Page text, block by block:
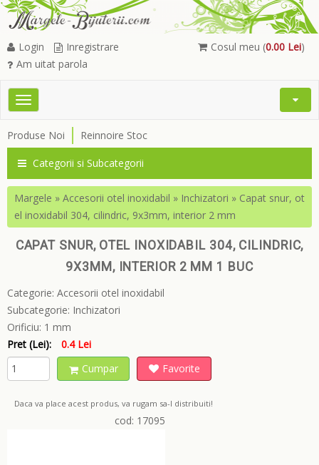
Cosul meu (0.00 Lei)
Login
Inregistrare
Am uitat parola
Toggle
Open
Produse Noi Reinnoire Stoc
Categorii si Subcategorii
Margele » Accesorii otel inoxidabil » Inchizatori » Capat snur, ot
el inoxidabil 304, cilindric, 9x3mm, interior 2 mm
CAPAT SNUR, OTEL INOXIDABIL 304, CILINDRIC,
9X3MM, INTERIOR 2 MM 1 BUC
Categorie: Accesorii otel inoxidabil
Subcategorie: Inchizatori
Orificiu: 1 mm
Pret (Lei):
0.4 Lei
Cumpar
Favorite
Daca va place acest produs, va rugam sa-l distribuiti!
cod: 17095